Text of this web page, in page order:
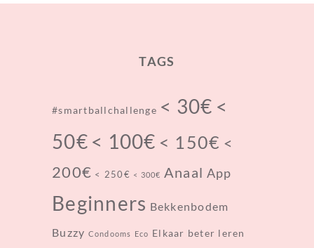
TAGS
#smartballchallenge < 30€ <
50€ < 100€ < 150€ <
200€ < 250€ < 300€ Anaal App
Beginners Bekkenbodem
Buzzy Condooms Eco Elkaar beter leren